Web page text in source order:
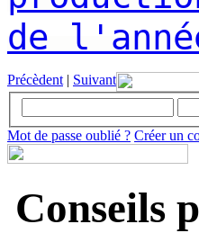
de
Précèdent | Suivant
Mot de passe oublié ? Créer un
Conseils